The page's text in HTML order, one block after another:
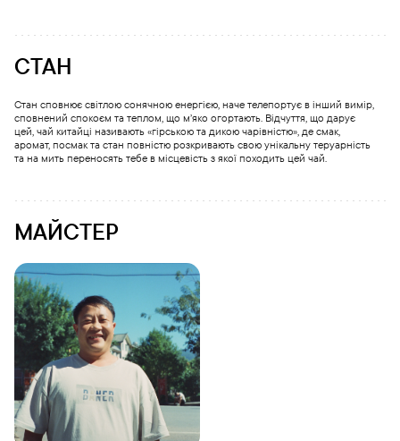
СТАН
Стан сповнює світлою сонячною енергією, наче телепортує в інший вимір,
сповнений спокоєм та теплом, що м’яко огортають. Відчуття, що дарує
цей, чай китайці називають «гірською та дикою чарівністю», де смак,
аромат, посмак та стан повністю розкривають свою унікальну теруарність
та на мить переносять тебе в місцевість з якої походить цей чай.
МАЙСТЕР